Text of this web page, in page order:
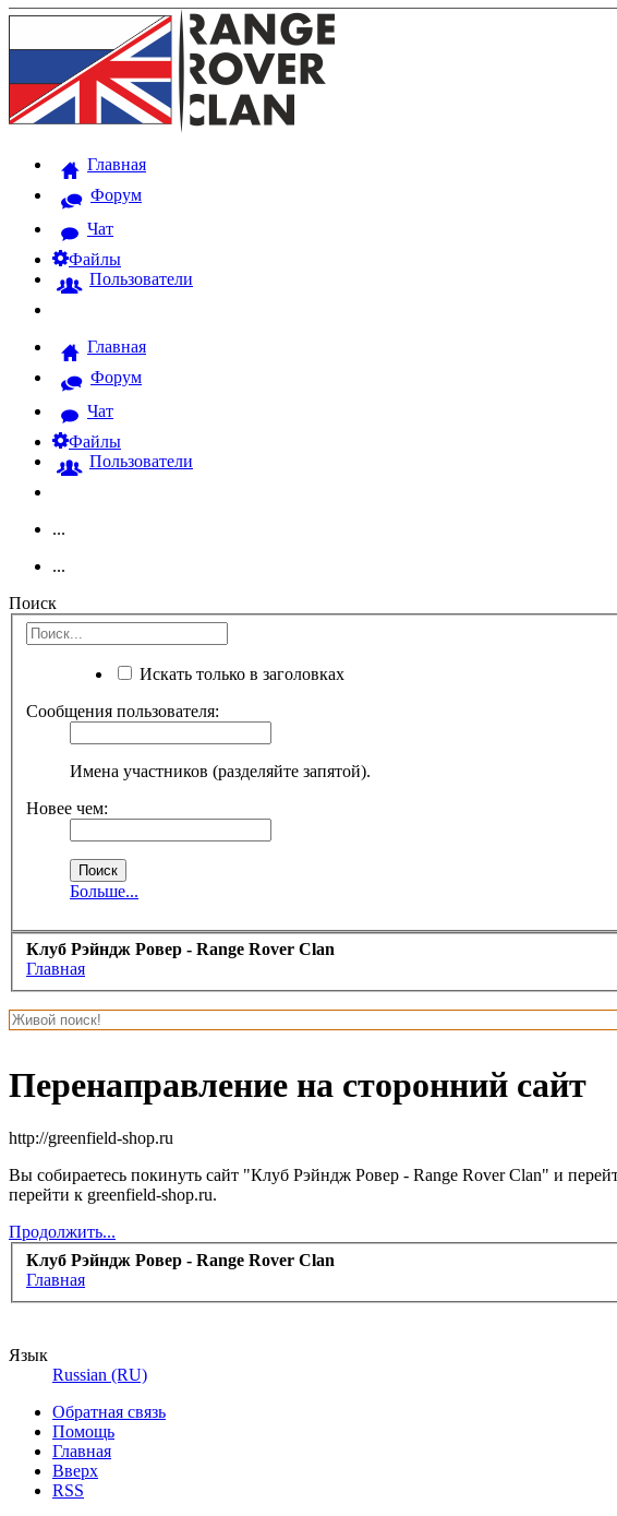
Главная
Форум
Чат
Файлы
Пользователи
Главная
Форум
Чат
Файлы
Пользователи
...
...
Поиск
Искать только в заголовках
Сообщения пользователя:
Имена участников (разделяйте запятой).
Новее чем:
Больше...
Клуб Рэйндж Ровер - Range Rover Clan
Главная
Перенаправление на сторонний сайт
http://greenfield-shop.ru
Вы собираетесь покинуть сайт "Клуб Рэйндж Ровер - Range Rover Clan" и
перейти к greenfield-shop.ru.
Продолжить...
Клуб Рэйндж Ровер - Range Rover Clan
Главная
Язык
Russian (RU)
Обратная связь
Помощь
Главная
Вверх
RSS